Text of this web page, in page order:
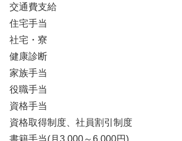
交通費支給
住宅手当
社宅・寮
健康診断
家族手当
役職手当
資格手当
資格取得制度、社員割引制度
書籍手当(月3,000～6,000円)